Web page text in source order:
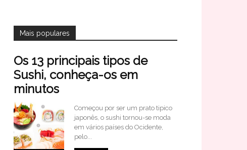
Mais populares
Os 13 principais tipos de
Sushi, conheça-os em
minutos
Começou por ser um prato tipico
japonês, o sushi tornou-se moda
em vários países do Ocidente,
pelo...